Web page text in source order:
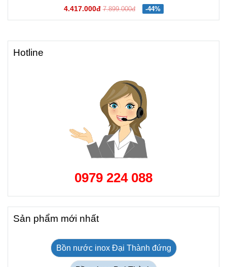
4.417.000đ 7.899.000đ -44%
Hotline
0979 224 088
Sản phẩm mới nhất
Bồn nước inox Đại Thành đứng